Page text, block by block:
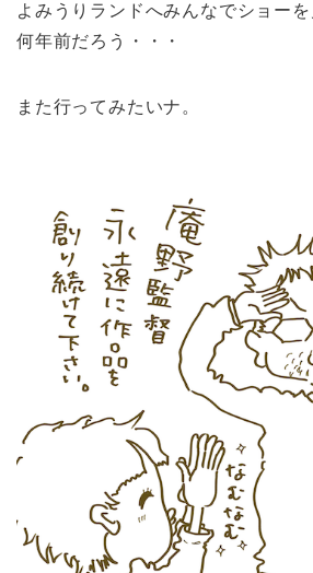
よみうりランドへみんなでショー
何年前だろう・・・
また行ってみたいナ。